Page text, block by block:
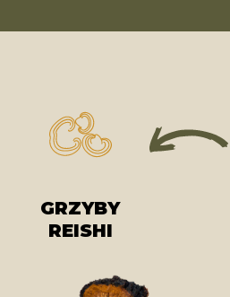
GRZYBY
REISHI